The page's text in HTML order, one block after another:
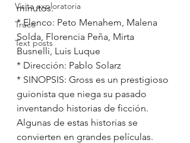
Visita exploratoria
Truco
Text posts
minutos.
* Elenco: Peto Menahem, Malena
Solda, Florencia Peña, Mirta
Busnelli, Luis Luque
* Dirección: Pablo Solarz
* SINOPSIS: Gross es un prestigioso
guionista que niega su pasado
inventando historias de ficción.
Algunas de estas historias se
convierten en grandes películas.